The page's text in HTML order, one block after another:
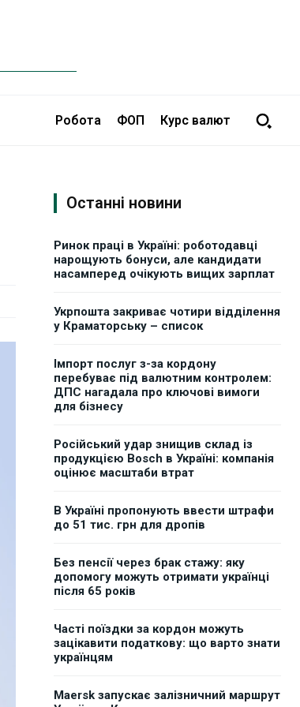
Робота ФОП Курс валют
Останні новини
Ринок праці в Україні: роботодавці
нарощують бонуси, але кандидати
насамперед очікують вищих зарплат
Укрпошта закриває чотири відділення
у Краматорську – список
Імпорт послуг з-за кордону
перебуває під валютним контролем:
ДПС нагадала про ключові вимоги
для бізнесу
Російський удар знищив склад із
продукцією Bosch в Україні: компанія
оцінює масштаби втрат
В Україні пропонують ввести штрафи
до 51 тис. грн для дропів
Без пенсії через брак стажу: яку
допомогу можуть отримати українці
після 65 років
Часті поїздки за кордон можуть
зацікавити податкову: що варто знати
українцям
Maersk запускає залізничний маршрут